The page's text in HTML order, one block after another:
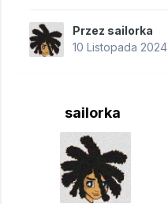
Przez sailorka
10 Listopada 2024
sailorka